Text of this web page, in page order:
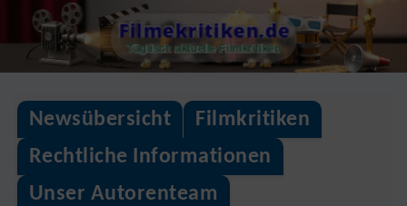
to
content
Filmekritiken.de
Täglisch aktuelle Filmkritiken
Newsübersicht
Filmkritiken
Rechtliche Informationen
Unser Autorenteam